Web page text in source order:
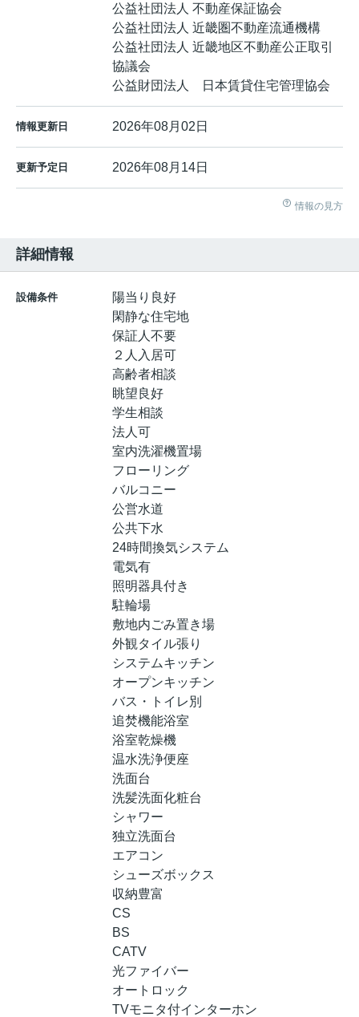
公益社団法人 不動産保証協会
公益社団法人 近畿圏不動産流通機構
公益社団法人 近畿地区不動産公正取引
協議会
公益財団法人 日本賃貸住宅管理協会
情報更新日 2026年08月02日
更新予定日 2026年08月14日
情報の見方
詳細情報
設備条件
陽当り良好
閑静な住宅地
保証人不要
２人入居可
高齢者相談
眺望良好
学生相談
法人可
室内洗濯機置場
フローリング
バルコニー
公営水道
公共下水
24時間換気システム
電気有
照明器具付き
駐輪場
敷地内ごみ置き場
外観タイル張り
システムキッチン
オープンキッチン
バス・トイレ別
追焚機能浴室
浴室乾燥機
温水洗浄便座
洗面台
洗髪洗面化粧台
シャワー
独立洗面台
エアコン
シューズボックス
収納豊富
CS
BS
CATV
光ファイバー
オートロック
TVモニタ付インターホン